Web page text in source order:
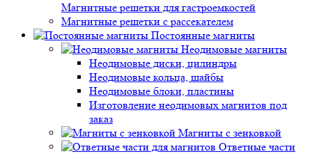
Магнитные решетки для гастроемкостей
Магнитные решетки с рассекателем
Постоянные магниты
Неодимовые магниты
Неодимовые диски, цилиндры
Неодимовые кольца, шайбы
Неодимовые блоки, пластины
Изготовление неодимовых магнитов под
заказ
Магниты с зенковкой
Ответные части